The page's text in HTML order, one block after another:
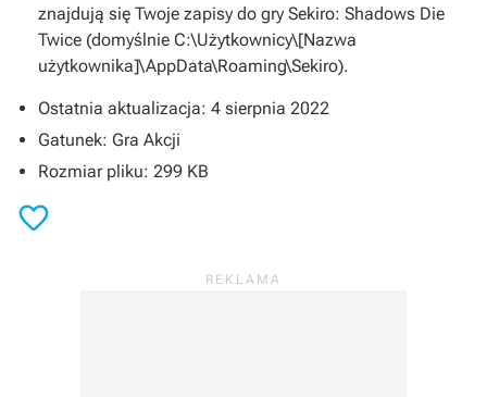
znajdują się Twoje zapisy do gry Sekiro: Shadows Die
Twice (domyślnie C:\Użytkownicy\[Nazwa
użytkownika]\AppData\Roaming\Sekiro).
Ostatnia aktualizacja: 4 sierpnia 2022
Gatunek: Gra Akcji
Rozmiar pliku: 299 KB
